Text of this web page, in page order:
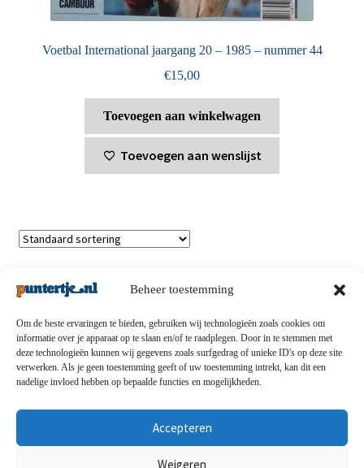
Beheer toestemming
Om de beste ervaringen te bieden, gebruiken wij technologieën zoals cookies om
informatie over je apparaat op te slaan en/of te raadplegen. Door in te stemmen met
deze technologieën kunnen wij gegevens zoals surfgedrag of unieke ID's op deze site
verwerken. Als je geen toestemming geeft of uw toestemming intrekt, kan dit een
nadelige invloed hebben op bepaalde functies en mogelijkheden.
Accepteren
Weigeren
Voetbal International jaargang 20 – 1985 – nummer 44
€15,00
Toevoegen aan winkelwagen
Toevoegen aan wenslijst
Privacybeleid-Verzending en retouren-Algemene
voorwaarden-Disclaimert-Betaalmethoden-Over ons